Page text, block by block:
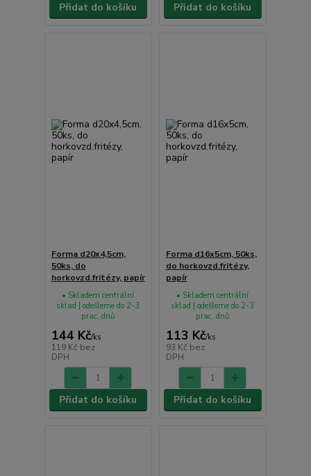
Přidat do košíku Přidat do košíku
Forma d20x4,5cm,
50ks, do
horkovzd.fritézy, papír
144 Kč/ks
119 Kč bez
DPH
• Skladem centrální
sklad | odešleme do 2-3
prac. dnů
Přidat do košíku
Forma d16x5cm, 50ks,
do horkovzd.fritézy,
papír
113 Kč/ks
93 Kč bez
DPH
• Skladem centrální
sklad | odešleme do 2-3
prac. dnů
Přidat do košíku